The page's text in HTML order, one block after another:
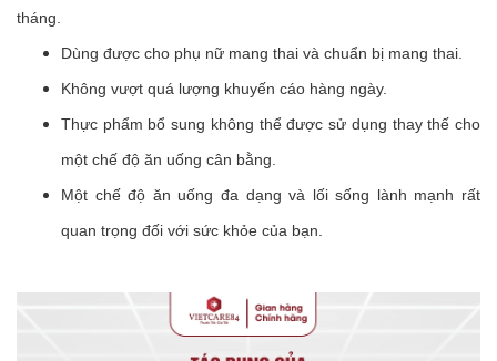
tháng.
Dùng được cho phụ nữ mang thai và chuẩn bị mang thai.
Không vượt quá lượng khuyến cáo hàng ngày.
Thực phẩm bổ sung không thể được sử dụng thay thế cho
một chế độ ăn uống cân bằng.
Một chế độ ăn uống đa dạng và lối sống lành mạnh rất
quan trọng đối với sức khỏe của bạn.